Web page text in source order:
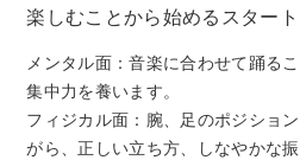
楽しむことから始めるスタート
メンタル面：音楽に合わせて踊る
集中力を養います。
フィジカル面：腕、足のポジショ
がら、 正しい立ち方、しなやかな